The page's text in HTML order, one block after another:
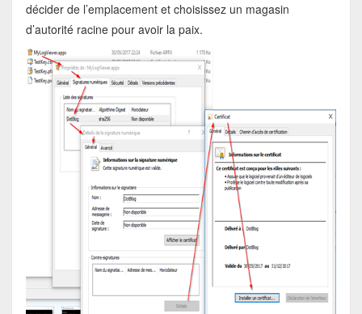
décider de l’emplacement et choisissez un magasin
d’autorité racine pour avoir la paix.